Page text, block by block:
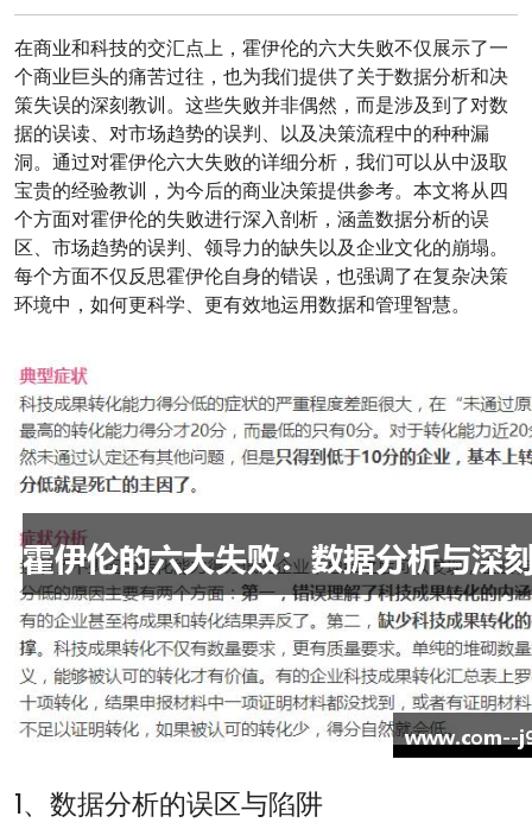
在商业和科技的交汇点上，霍伊伦的六大失败不仅展示了一
个商业巨头的痛苦过往，也为我们提供了关于数据分析和决
策失误的深刻教训。这些失败并非偶然，而是涉及到了对数
据的误读、对市场趋势的误判、以及决策流程中的种种漏
洞。通过对霍伊伦六大失败的详细分析，我们可以从中汲取
宝贵的经验教训，为今后的商业决策提供参考。本文将从四
个方面对霍伊伦的失败进行深入剖析，涵盖数据分析的误
区、市场趋势的误判、领导力的缺失以及企业文化的崩塌。
每个方面不仅反思霍伊伦自身的错误，也强调了在复杂决策
环境中，如何更科学、更有效地运用数据和管理智慧。
1、数据分析的误区与陷阱